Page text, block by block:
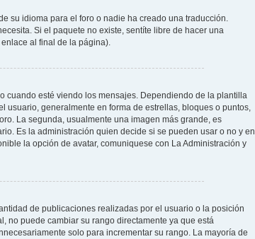
su idioma para el foro o nadie ha creado una traducción.
Si el paquete no existe, sentíte libre de hacer una
al final de la página).
cuando esté viendo los mensajes. Dependiendo de la plantilla
usuario, generalmente en forma de estrellas, bloques o puntos,
La segunda, usualmente una imagen más grande, es
Es la administración quien decide si se pueden usar o no y en
la opción de avatar, comuniquese con La Administración y
de publicaciones realizadas por el usuario o la posición
no puede cambiar su rango directamente ya que está
solo para incrementar su rango. La mayoría de